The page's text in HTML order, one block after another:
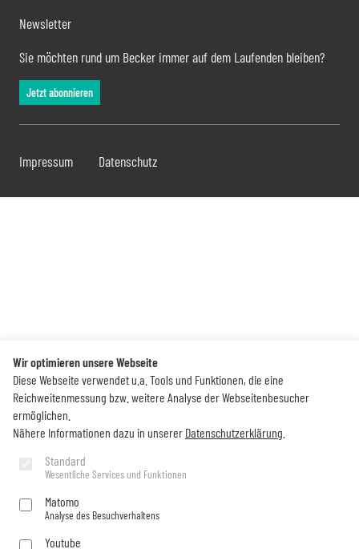
Newsletter
Sie möchten rund um Becker immer auf dem Laufenden bleiben?
Jetzt abonnieren
Impressum Datenschutz
Wir optimieren unsere Webseite
Diese Webseite verwendet u.a. Tools und Funktionen, die eine
Reichweitenmessung bzw. weitere Analyse der Webseitenbesucher
ermöglichen.
Nähere Informationen dazu in unserer Datenschutzerklärung
Standard
Wesentliche Services und Funktionen
Matomo
Analyse des Besuchverhaltens
Youtube